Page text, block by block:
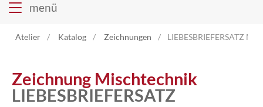
menü
Atelier
Atelier Katalog Zeichnungen LIEBESBRIEFERSATZ
Zeichnung Mischtechnik
LIEBESBRIEFERSATZ